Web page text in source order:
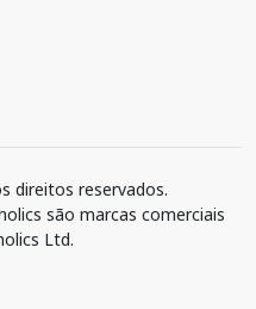
direitos reservados.
são marcas comerciais
Ltd.